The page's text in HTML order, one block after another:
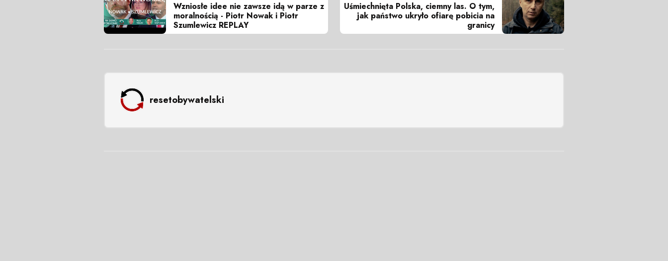
Wzniosłe idee nie zawsze idą w parze z
moralnością - Piotr Nowak i Piotr
Szumlewicz REPLAY
Uśmiechnięta Polska, ciemny las. O tym,
jak państwo ukryło ofiarę pobicia na
granicy
resetobywatelski